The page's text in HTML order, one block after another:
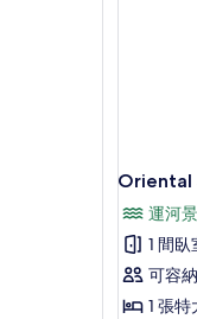
Oriental
運河景
1 間臥
可容
1 張